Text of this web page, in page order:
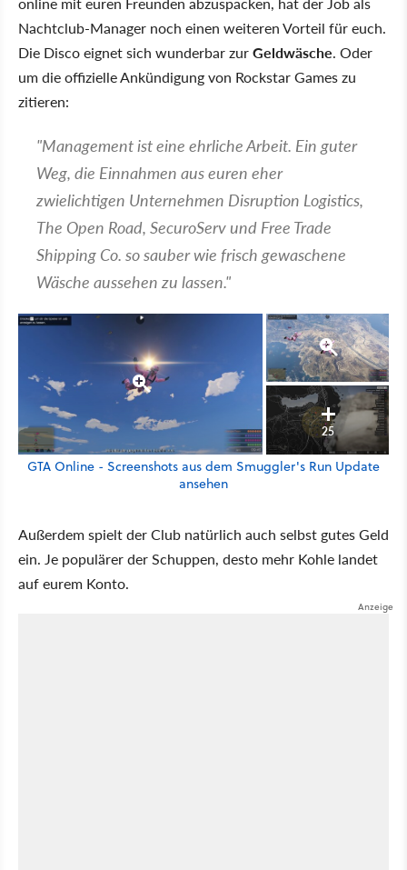
Nachtclub-Manager noch einen weiteren Vorteil für euch.
Die Disco eignet sich wunderbar zurGeldwäsche. Oder
um die offizielle Ankündigung von Rockstar Games zu
zitieren:
"Management ist eine ehrliche Arbeit. Ein guter
Weg, die Einnahmen aus euren eher
zwielichtigen Unternehmen Disruption Logistics,
The Open Road, SecuroServ und Free Trade
Shipping Co. so sauber wie frisch gewaschene
Wäsche aussehen zu lassen."
25
GTA Online - Screenshots aus dem Smuggler's Run Update
ansehen
Außerdem spielt der Club natürlich auch selbst gutes Geld
ein. Je populärer der Schuppen, desto mehr Kohle landet
auf eurem Konto.